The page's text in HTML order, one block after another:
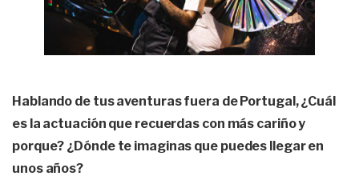
Hablando de tus aventuras fuera de Portugal, ¿Cuál
es la actuación que recuerdas con más cariño y
porque? ¿Dónde te imaginas que puedes llegar en
unos años?